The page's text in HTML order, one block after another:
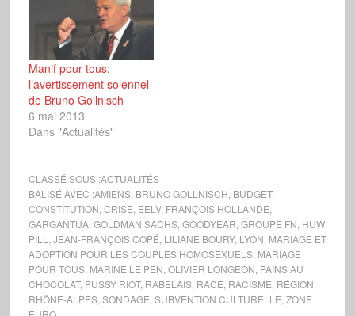
Manif pour tous:
l’avertissement solennel
de Bruno Gollnisch
6 mai 2013
Dans "Actualités"
CLASSÉ SOUS :ACTUALITÉS
BALISÉ AVEC :AMIENS, BRUNO GOLLNISCH BUDGET,
CONSTITUTION CRISE EELV, FRANÇOIS HOLLANDE
GARGANTUA, GOLDMAN SACHS, GOODYEAR GROUPE FN HUW
PILL
JEAN-FRANÇOIS COPÉ LILIANE BOURY, LYON MARIAGE ET
ADOPTION POUR LES COUPLES HOMOSEXUELS, MARIAGE
POUR TOUS, MARINE LE PEN OLIVIER LONGEON PAINS AU
CHOCOLAT, PUSSY RIOT, RABELAIS, RACE RACISME RÉGION
RHÔNE-ALPES, SONDAGE SUBVENTION CULTURELLE ZONE